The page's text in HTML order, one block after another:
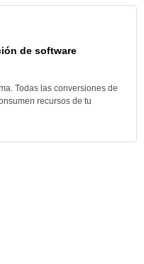
de software
Todas las conversiones de
recursos de tu